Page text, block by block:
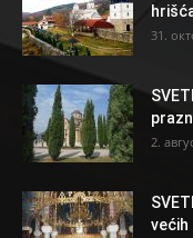
31.
2.
većih